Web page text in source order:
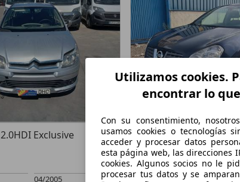
2.0HDI Exclusive
04/2005
Nissan Qashqai
€ 2.000,-
220.000 km
07/
Utilizamos cookies.
encontrar lo
Con su consentimiento,
usamos cookies o tecnologías
acceder y procesar datos
esta página web, las direcciones
cookies. Algunos socios no le
procesar tus datos y se